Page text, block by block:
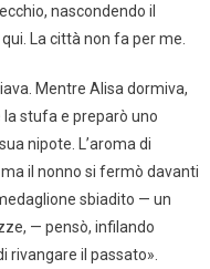
nascondendo il
La città non fa per me.
Mentre Alisa dormiva,
la stufa e preparò uno
nipote. L’aroma di
il nonno si fermò davanti
sbiadito — un
— pensò, infilando
rivangare il passato».